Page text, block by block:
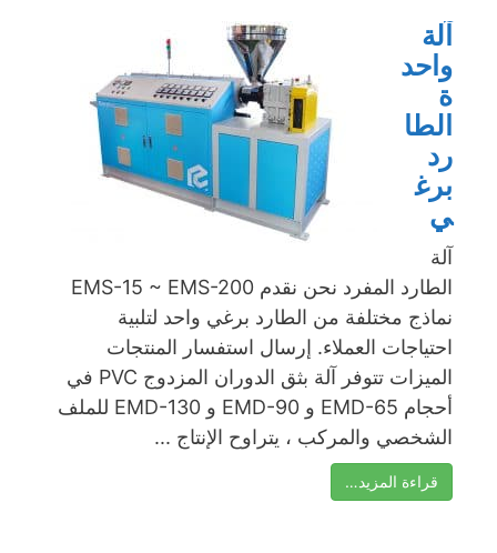
آلة
واحد
ة
الطا
رد
برغ
ي
آلة
الطارد المفرد نحن نقدم EMS-15 ~ EMS-200
نماذج مختلفة من الطارد برغي واحد لتلبية
احتياجات العملاء. إرسال استفسار المنتجات
الميزات تتوفر آلة بثق الدوران المزدوج PVC في
أحجام EMD-65 و EMD-90 و EMD-130 للملف
الشخصي والمركب ، يتراوح الإنتاج ...
قراءة المزيد…